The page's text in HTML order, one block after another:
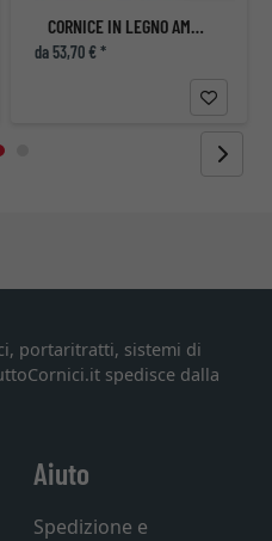
CORNICE IN LEGNO AMERSHAM
da 53,70 € *
portaritratti, sistemi di
spedisce dalla
Aiuto
Spedizione e